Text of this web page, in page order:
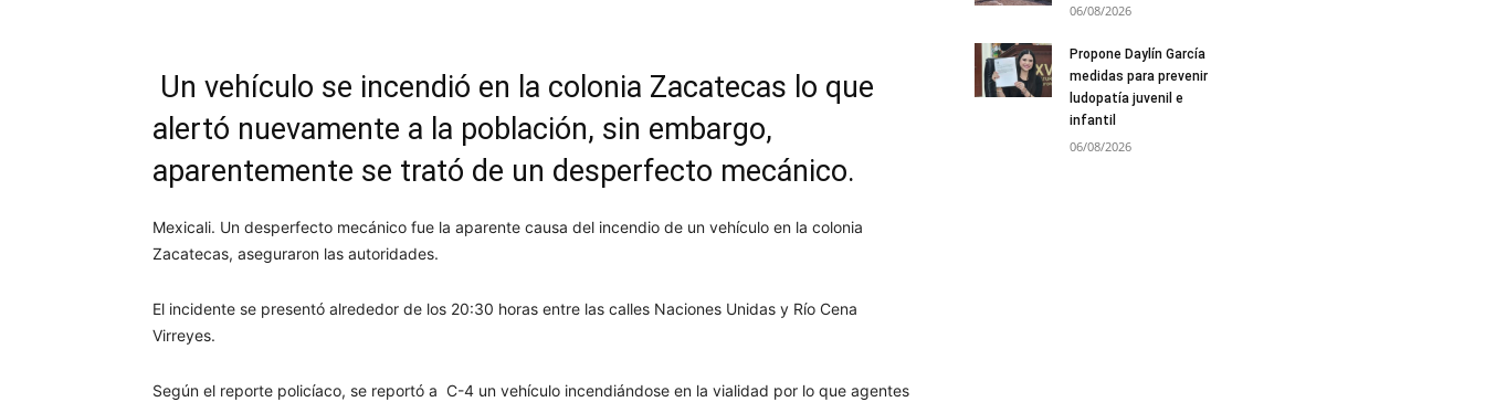
Un vehículo se incendió en la colonia Zacatecas lo que
alertó nuevamente a la población, sin embargo,
aparentemente se trató de un desperfecto mecánico.
Mexicali. Un desperfecto mecánico fue la aparente causa del incendio de un vehículo en la colonia
Zacatecas, aseguraron las autoridades.
El incidente se presentó alrededor de los 20:30 horas entre las calles Naciones Unidas y Río Cena
Virreyes.
Según el reporte policíaco, se reportó a C-4 un vehículo incendiándose en la vialidad por lo que agentes
06/08/2026
Propone Daylín García
medidas para prevenir
ludopatía juvenil e
infantil
06/08/2026